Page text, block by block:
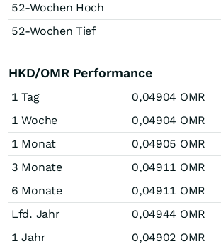
52-Wochen Hoch
52-Wochen Tief
HKD/OMR Performance
1 Tag 0,04904 OMR
1 Woche
0,04904 OMR
1 Monat
0,04905 OMR
3 Monate
0,04911 OMR
6 Monate
0,04911 OMR
Lfd. Jahr
0,04944 OMR
1 Jahr
0,04902 OMR